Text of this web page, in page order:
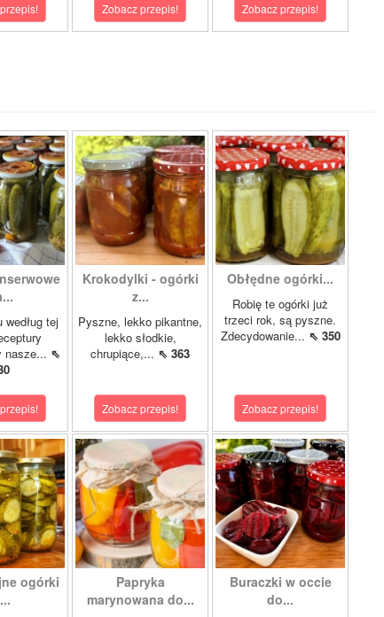
Zobacz przepis! Zobacz przepis!
tej
nasze... ⇖
Krokodylki - ogórki
z...
Pyszne, lekko pikantne,
lekko słodkie,
chrupiące,... ⇖ 363
Zobacz przepis!
Obłędne ogórki...
Robię te ogórki już
trzeci rok, są pyszne.
Zdecydowanie... ⇖ 350
Zobacz przepis!
ogórki
Papryka
marynowana do...
Buraczki w occie
do...